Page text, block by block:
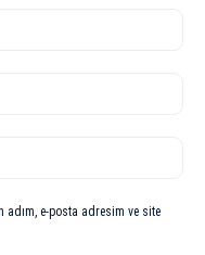
adım, e-posta adresim ve site